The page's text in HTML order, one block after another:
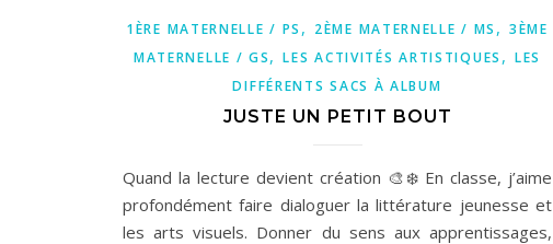
1ÈRE MATERNELLE / PS , 2ÈME MATERNELLE / MS ,3ÈME
MATERNELLE / GS,LES ACTIVITÉS ARTISTIQUES , LES
DIFFÉRENTS SACS À ALBUM
JUSTE UN PETIT BOUT
Quand la lecture devient création 🎨❄️ En classe, j’aime
profondément faire dialoguer la littérature jeunesse et
les arts visuels. Donner du sens aux apprentissages,